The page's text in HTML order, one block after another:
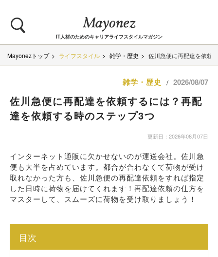
IT人材のためのキャリアライフスタイルマガジン
Mayonezトップ ライフスタイル 雑学・歴史 佐川急便に再配達を依頼
雑学・歴史 / 2026/08/07
佐川急便に再配達を依頼するには？再配
達を依頼する時のステップ3つ
更新日：2026年08月07日
インターネット通販に欠かせないのが運送会社。佐川急
便も大半を占めています。都合が合わなくて荷物が受け
取れなかった方も、佐川急便の再配達依頼をすれば指定
した日時に荷物を届けてくれます！再配達依頼の仕方を
マスターして、スムーズに荷物を受け取りましょう！
目次